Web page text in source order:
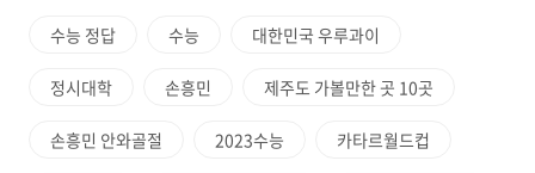
수능 정답 수능 대한민국 우루과이
정시대학 손흥민 제주도 가볼만한 곳 10곳
손흥민 안와골절 2023수능 카타르월드컵